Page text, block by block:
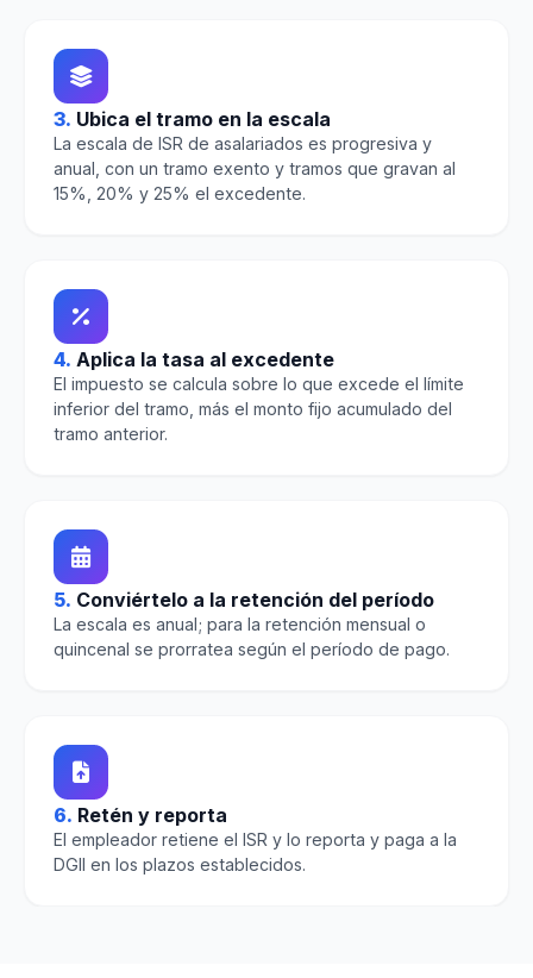
3. Ubica el tramo en la escala
La escala de ISR de asalariados es progresiva y
anual, con un tramo exento y tramos que gravan al
15%, 20% y 25% el excedente.
4. Aplica la tasa al excedente
El impuesto se calcula sobre lo que excede el límite
inferior del tramo, más el monto fijo acumulado del
tramo anterior.
5. Conviértelo a la retención del período
La escala es anual; para la retención mensual o
quincenal se prorratea según el período de pago.
6. Retén y reporta
El empleador retiene el ISR y lo reporta y paga a la
DGII en los plazos establecidos.